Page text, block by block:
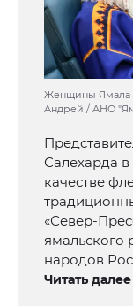
Женщины Ямала
Андрей / АНО
Салехарда
качестве
«Север-
ямальского
народов
Читать далее